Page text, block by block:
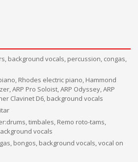
background vocals, percussion, congas,
Rhodes electric piano, Hammond
ARP Pro Soloist, ARP Odyssey, ARP
Clavinet D6, background vocals
timbales, Remo roto-tams,
vocals
bongos, background vocals, vocal on